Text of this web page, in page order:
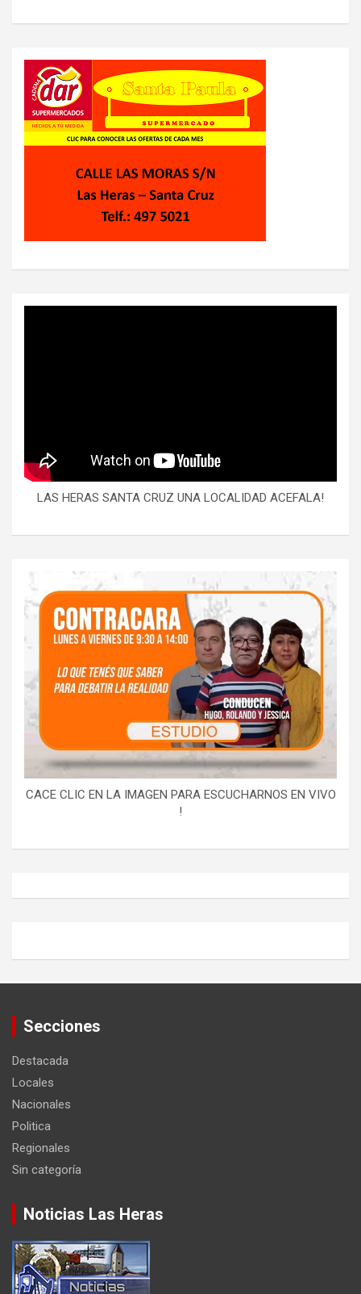
LAS HERAS SANTA CRUZ UNA LOCALIDAD ACEFALA!
CACE CLIC EN LA IMAGEN PARA ESCUCHARNOS EN VIVO
!
Secciones
Destacada
Locales
Nacionales
Politica
Regionales
Sin categoría
Noticias Las Heras